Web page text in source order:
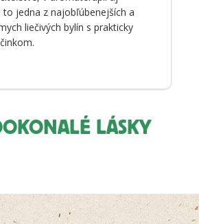
to jedna z najobľúbenejších a
liečivých bylín s prakticky
LÁSKY